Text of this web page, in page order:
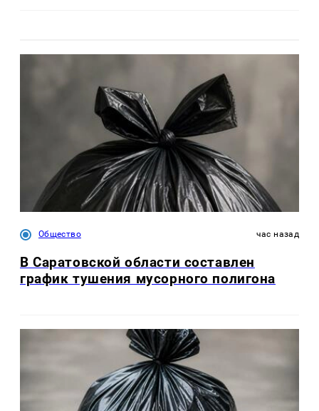
Общество час назад
В Саратовской области составлен
график тушения мусорного полигона